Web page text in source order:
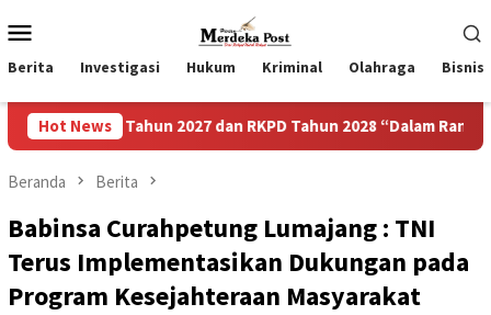
ke
kontenMobile
Berita Investigasi Hukum Kriminal Olahraga Bisnis
Hot News
Tahun 2027 dan RKPD Tahun 2028 “Dalam Rangka
Beranda Berita
Babinsa Curahpetung Lumajang : TNI
Terus Implementasikan Dukungan pada
Program Kesejahteraan Masyarakat